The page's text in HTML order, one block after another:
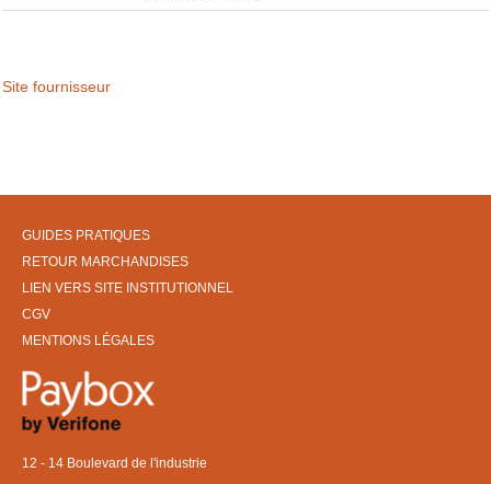
Site fournisseur
GUIDES PRATIQUES
RETOUR MARCHANDISES
LIEN VERS SITE INSTITUTIONNEL
CGV
MENTIONS LÉGALES
12 - 14 Boulevard de l'industrie